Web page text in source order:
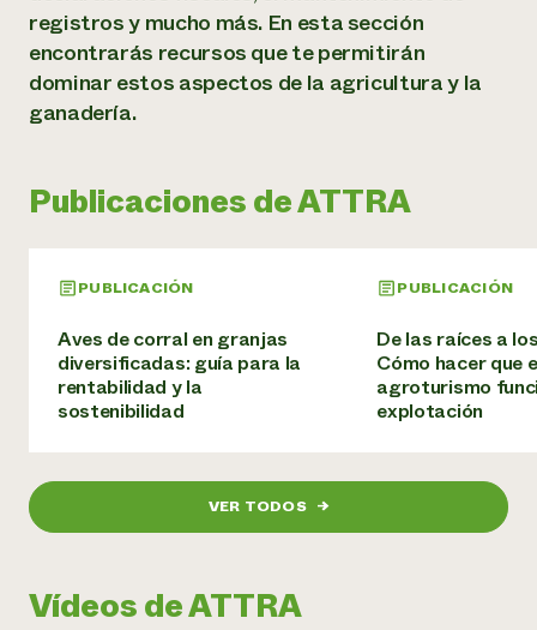
Informes anuales y financieros
Historias de impacto
LEER EL INFORME
Latinos en la agricultura
Sistemas alimentarios locales
Evento anual de reciclaje de productos electrónicos
Programa de descuentos de NorthWestern Energy
Servicios energéticos residenciales
LIHEAP
Centro de intercambio de información AgriSolar
Blog
Podcasts
Vídeos
Oportunidades de financiación
Internship Hub
Asociaciones empresariales
Donar
Donaciones planificadas
Consultas de los medios de comunicación
Todos
contribuyen a la
resiliencia de la
comunidad.
DONAR AHORA
registros y mucho más. En esta sección
encontrarás recursos que te permitirán
dominar estos aspectos de la agricultura y la
ganadería.
Publicaciones de ATTRA
PUBLICACIÓN
Aves de corral en granjas
diversificadas: guía para la
rentabilidad y la
sostenibilidad
PUBLICACIÓN
De las raíces a
Cómo hacer que
agroturismo
explotación
VER TODOS →
Vídeos de ATTRA